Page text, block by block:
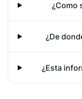
¿Como
¿De
¿Esta